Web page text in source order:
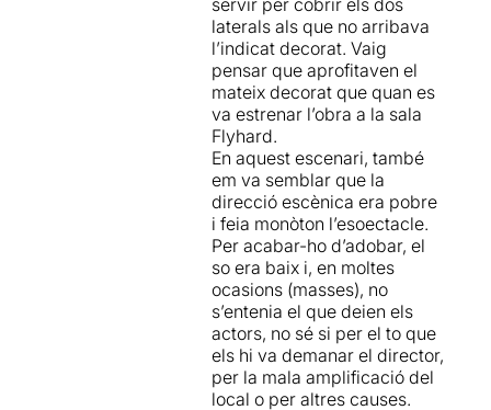
servir per cobrir els dos
laterals als que no arribava
l’indicat decorat. Vaig
pensar que aprofitaven el
mateix decorat que quan es
va estrenar l’obra a la sala
Flyhard.
En aquest escenari, també
em va semblar que la
direcció escènica era pobre
i feia monòton l’esoectacle.
Per acabar-ho d’adobar, el
so era baix i, en moltes
ocasions (masses), no
s’entenia el que deien els
actors, no sé si per el to que
els hi va demanar el director,
per la mala amplificació del
local o per altres causes.